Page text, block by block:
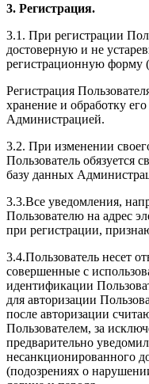
3. Регистрация.
3.1. При регистрации
достоверную и не
регистрационную форму
Регистрация
хранение и обработку
Администрацией.
3.2. При изменении
Пользователь обязуется
базу данных
3.3.Все уведомления,
Пользователю на адрес
при регистрации,
3.4.Пользователь несет
совершенные с
идентификации
для авторизации
после авторизации
Пользователем, за
предварительно
несанкционированного
(подозрениях о